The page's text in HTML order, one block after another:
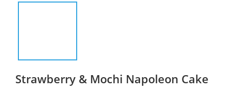
Strawberry & Mochi Napoleon Cake